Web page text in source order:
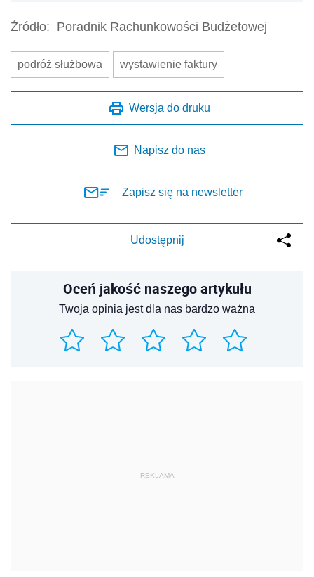
Źródło: Poradnik Rachunkowości Budżetowej
podróż służbowa wystawienie faktury
Wersja do druku
Napisz do nas
Zapisz się na newsletter
Udostępnij
Oceń jakość naszego artykułu
Twoja opinia jest dla nas bardzo ważna
REKLAMA